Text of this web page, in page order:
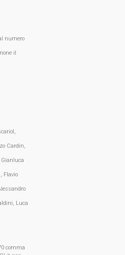
numero
il
Cardin,
Flavio
Luca
comma